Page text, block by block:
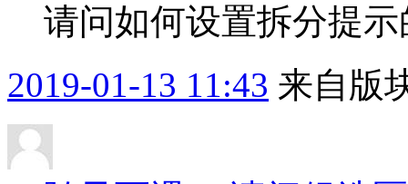
请问如何设置拆分提
2019-01-13 11:43 来自版